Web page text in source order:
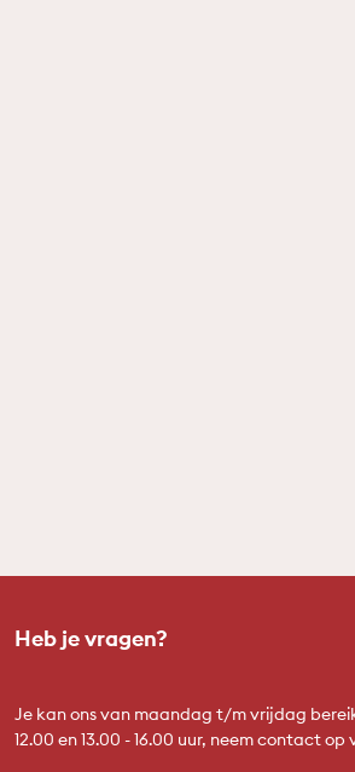
Heb je vragen?
Je kan ons van maandag t/m vrijdag
12.00 en 13.00 - 16.00 uur, neem contact op